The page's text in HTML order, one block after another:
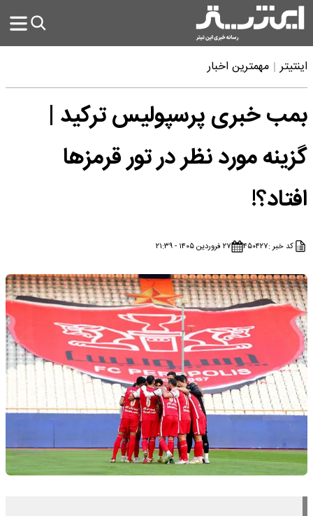
اینتیتر مهمترین اخبار
بمب خبری پرسپولیس ترکید |
گزینه مورد نظر در تور قرمزها
افتاد؟!
کد خبر :۴۵۰۴۲۷ ۲۷ فروردین ۱۴۰۵ - ۲۱:۳۹